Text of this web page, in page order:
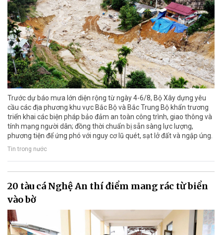
Trước dự báo mưa lớn diện rộng từ ngày 4-6/8, Bộ Xây dựng yêu
cầu các địa phương khu vực Bắc Bộ và Bắc Trung Bộ khẩn trương
triển khai các biện pháp bảo đảm an toàn công trình, giao thông và
tính mạng người dân; đồng thời chuẩn bị sẵn sàng lực lượng,
phương tiện để ứng phó với nguy cơ lũ quét, sạt lở đất và ngập úng.
Tin trong nước
20 tàu cá Nghệ An thí điểm mang rác từ biển
vào bờ